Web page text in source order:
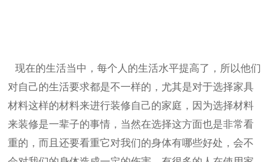
现在的生活当中，每个人的生活水平提高了，所以他们
对自己的生活要求都是不一样的，尤其是对于选择家具
材料这样的材料来进行装修自己的家庭，因为选择材料
来装修是一辈子的事情，当然在选择这方面也是非常看
重的，而且还要看重它对我们的身体有哪些好处，会不